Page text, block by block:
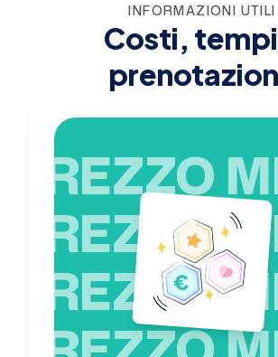
INFORMAZIONI UTILI
Costi,
PREZZO
PREZZO
PREZZO